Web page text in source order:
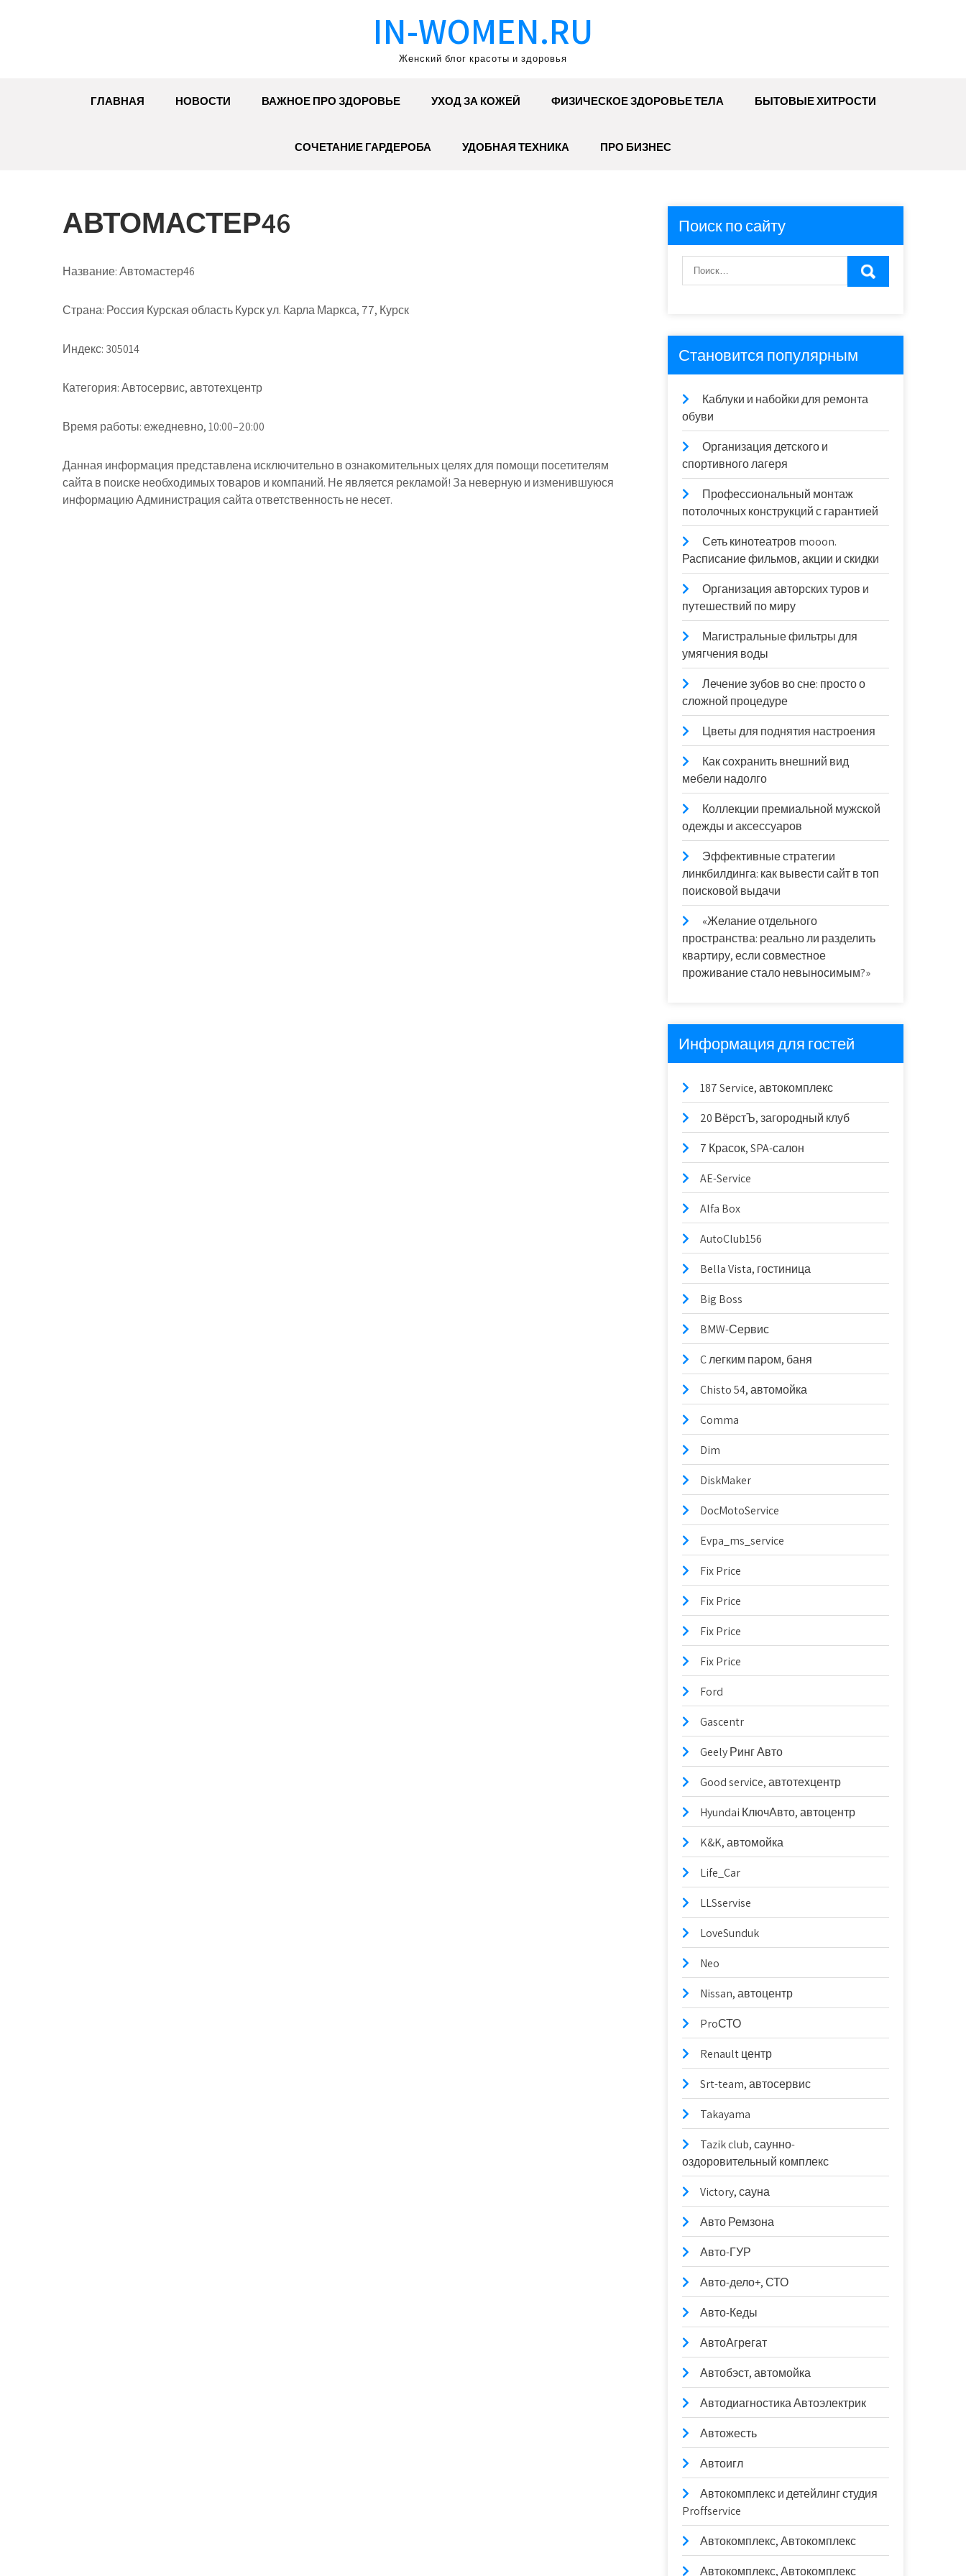
IN-WOMEN.RU
Женский блог красоты и здоровья
ГЛАВНАЯ НОВОСТИ ВАЖНОЕ ПРО ЗДОРОВЬЕ УХОД ЗА КОЖЕЙ ФИЗИЧЕСКОЕ ЗДОРОВЬЕ ТЕЛА БЫТОВЫЕ ХИТРОСТИ
СОЧЕТАНИЕ ГАРДЕРОБА УДОБНАЯ ТЕХНИКА ПРО БИЗНЕС
АВТОМАСТЕР46
Название:Автомастер46
Страна: Россия Курская область Курск ул. Карла Маркса, 77, Курск
Индекс: 305014
Категория:Автосервис, автотехцентр
Время работы:ежедневно, 10:00–20:00
Данная информация представлена исключительно в ознакомительных целях для помощи посетителям
сайта в поиске необходимых товаров и компаний. Не является рекламой! За неверную и изменившуюся
информацию Администрация сайта ответственность не несет.
Поиск по сайту
Становится популярным
Каблуки и набойки для ремонта
обуви
Организация детского и
спортивного лагеря
Профессиональный монтаж
потолочных конструкций с гарантией
Сеть кинотеатров mooon.
Расписание фильмов, акции и скидки
Организация авторских туров и
путешествий по миру
Магистральные фильтры для
умягчения воды
Лечение зубов во сне: просто о
сложной процедуре
Цветы для поднятия настроения
Как сохранить внешний вид
мебели надолго
Коллекции премиальной мужской
одежды и аксессуаров
Эффективные стратегии
линкбилдинга: как вывести сайт в топ
поисковой выдачи
«Желание отдельного
пространства: реально ли разделить
квартиру, если совместное
проживание стало невыносимым?»
Информация для гостей
187 Service, автокомплекс
20 ВёрстЪ, загородный клуб
7 Красок, SPA-салон
AE-Service
Alfa Box
AutoClub156
Bella Vista, гостиница
Big Boss
BMW-Сервис
C легким паром, баня
Chisto 54, автомойка
Comma
Dim
DiskMaker
DocMotoService
Evpa_ms_service
Fix Price
Fix Price
Fix Price
Fix Price
Ford
Gascentr
Geely Ринг Авто
Good serviсe, автотехцентр
Hyundai КлючАвто, автоцентр
K&K, автомойка
Life_Car
LLSservise
LoveSunduk
Neo
Nissan, автоцентр
ProСТО
Renault центр
Srt-team, автосервис
Takayama
Tazik club, саунно-
оздоровительный комплекс
Victory, сауна
Авто Ремзона
Авто-ГУР
Авто-дело+, СТО
Авто-Кеды
АвтоАгрегат
Автобэст, автомойка
Автодиагностика Автоэлектрик
Автожесть
Автоигл
Автокомплекс и детейлинг студия
Proffservice
Автокомплекс, Автокомплекс
Автокомплекс, Автокомплекс